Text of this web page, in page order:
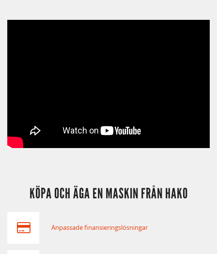
KÖPA OCH ÄGA EN MASKIN FRÅN HAKO
Anpassade finansieringslösningar